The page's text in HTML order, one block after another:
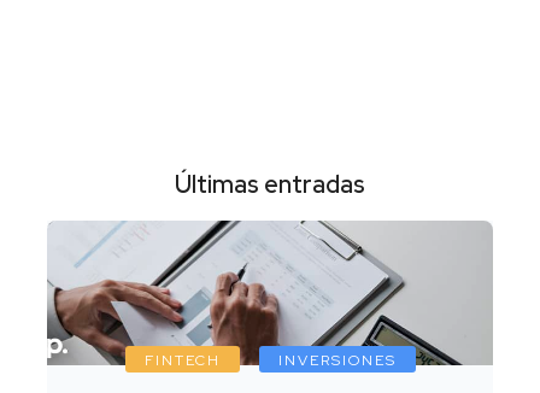
Últimas entradas
FINTECH INVERSIONES